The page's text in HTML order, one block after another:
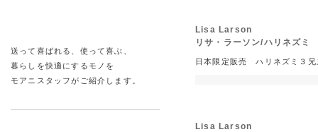
送って喜ばれる、使って喜ぶ、
暮らしを快適にするモノを
モアニスタッフがご紹介します。
Lisa Larson
リサ・ラーソン/ハリネズ
日本限定販売 ハリネズミ３兄
Lisa Larson